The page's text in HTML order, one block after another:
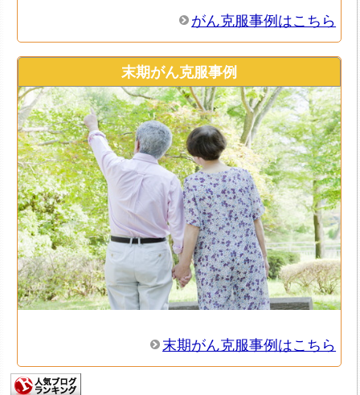
がん克服事例はこちら
末期がん克服事例
末期がん克服事例はこちら